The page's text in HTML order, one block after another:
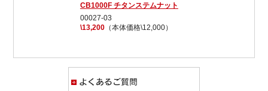
CB1000F チタンステムナット
00027-03
\13,200（本体価格\12,000）